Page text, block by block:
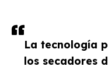
La tecnología
los secadores